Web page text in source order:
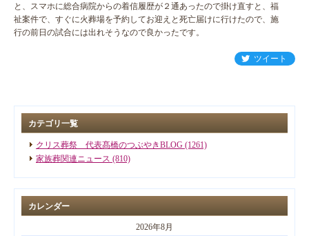
と、スマホに総合病院からの着信履歴が２通あったので掛け直すと、福
祉案件で、すぐに火葬場を予約してお迎えと死亡届けに行けたので、施
行の前日の試合には出れそうなので良かったです。
ツイート
カテゴリ一覧
クリス葬祭 代表髙橋のつぶやきBLOG (1261)
家族葬関連ニュース (810)
カレンダー
2026年8月